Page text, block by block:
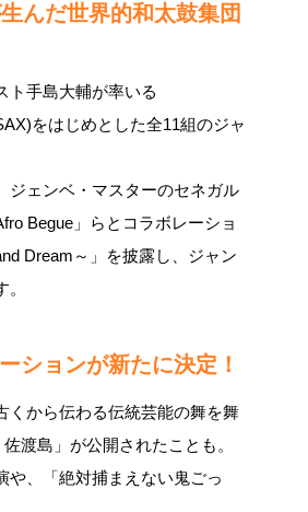
んだ世界的和太鼓集団
ト手島大輔が率いる
をはじめとした全11組のジャ
ジェンベ・マスターのセネガル
Begue」らとコラボレーショ
Dream～」を披露し、ジャン
ションが新たに決定！
くから伝わる伝統芸能の舞を舞
渡島」が公開されたことも。
や、「絶対捕まえない鬼ごっ